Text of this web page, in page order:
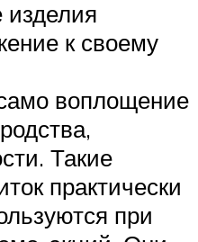
изделия
к своему
воплощение
Такие
практически
при